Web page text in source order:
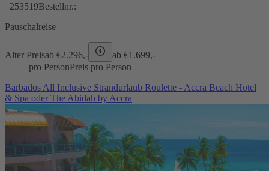
253519Bestellnr.:
Pauschalreise
Alter Preisab €2.296,- ab €1.699,-
pro PersonPreis pro Person
Barbados All Inclusive Strandurlaub Roulette - Accra Beach Hotel
& Spa oder The Abidah by Accra